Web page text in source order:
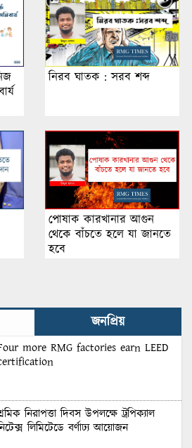
নিরব ঘাতক : সরব শব্দ
পোষাক কারখানার আগুন
থেকে বাঁচতে হলে যা জানতে
হবে
জনপ্রিয়
more RMG factories earn LEED
নিরাপত্তা দিবস উপলক্ষে ট্রপিক্যাল
লিমিটেডে বর্ণাঢ্য আয়োজন